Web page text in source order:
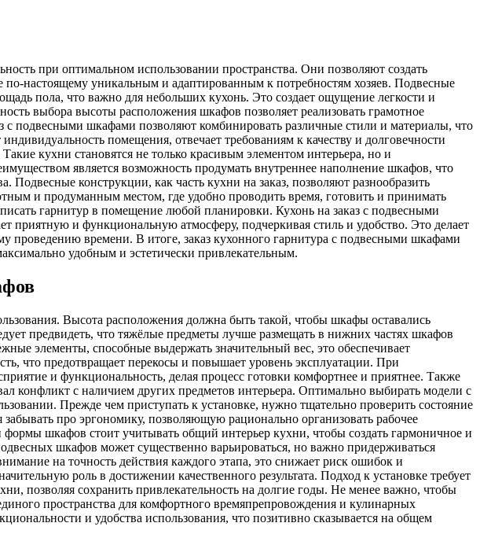
при оптимальном использовании пространства. Они позволяют создать
настоящему уникальным и адаптированным к потребностям хозяев. Подвесные
пола, что важно для небольших кухонь. Это создает ощущение легкости и
выбора высоты расположения шкафов позволяет реализовать грамотное
с подвесными шкафами позволяют комбинировать различные стили и материалы, что
помещения, отвечает требованиям к качеству и долговечности
кухни становятся не только красивым элементом интерьера, но и
является возможность продумать внутреннее наполнение шкафов, что
Подвесные конструкции, как часть кухни на заказ, позволяют разнообразить
и продуманным местом, где удобно проводить время, готовить и принимать
гарнитур в помещение любой планировки. Кухонь на заказ с подвесными
приятную и функциональную атмосферу, подчеркивая стиль и удобство. Это делает
времени. В итоге, заказ кухонного гарнитура с подвесными шкафами
удобным и эстетически привлекательным.
Высота расположения должна быть такой, чтобы шкафы оставались
предвидеть, что тяжёлые предметы лучше размещать в нижних частях шкафов
элементы, способные выдержать значительный вес, это обеспечивает
что предотвращает перекосы и повышает уровень эксплуатации. При
и функциональность, делая процесс готовки комфортнее и приятнее. Также
конфликт с наличием других предметов интерьера. Оптимально выбирать модели с
Прежде чем приступать к установке, нужно тщательно проверить состояние
про эргономику, позволяющую рационально организовать рабочее
шкафов стоит учитывать общий интерьер кухни, чтобы создать гармоничное и
шкафов может существенно варьироваться, но важно придерживаться
на точность действия каждого этапа, это снижает риск ошибок и
роль в достижении качественного результата. Подход к установке требует
позволяя сохранить привлекательность на долгие годы. Не менее важно, чтобы
пространства для комфортного времяпрепровождения и кулинарных
и удобства использования, что позитивно сказывается на общем